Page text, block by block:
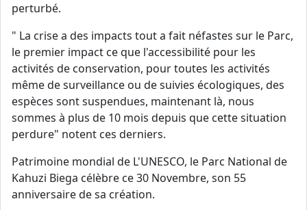
perturbé.
" La crise a des impacts tout a fait néfastes sur le Parc,
le premier impact ce que l'accessibilité pour les
activités de conservation, pour toutes les activités
même de surveillance ou de suivies écologiques, des
espèces sont suspendues, maintenant là, nous
sommes à plus de 10 mois depuis que cette situation
perdure" notent ces derniers.
Patrimoine mondial de L'UNESCO, le Parc National de
Kahuzi Biega célèbre ce 30 Novembre, son 55
anniversaire de sa création.